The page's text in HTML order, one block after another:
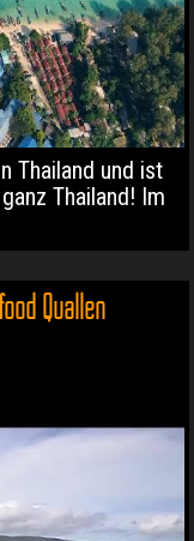
Thailand und ist
Thailand! Im
Quallen